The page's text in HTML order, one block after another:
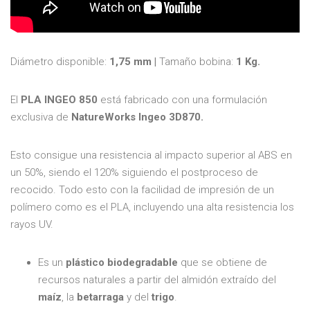
Diámetro disponible: 1,75 mm | Tamaño bobina: 1 Kg.
El PLA INGEO 850 está fabricado con una formulación
exclusiva de NatureWorks Ingeo 3D870.
Esto consigue una resistencia al impacto superior al ABS en
un 50%, siendo el 120% siguiendo el postproceso de
recocido. Todo esto con la facilidad de impresión de un
polímero como es el PLA, incluyendo una alta resistencia los
rayos UV.
Es un plástico biodegradable que se obtiene de
recursos naturales a partir del almidón extraído del
maíz , la betarraga y del trigo